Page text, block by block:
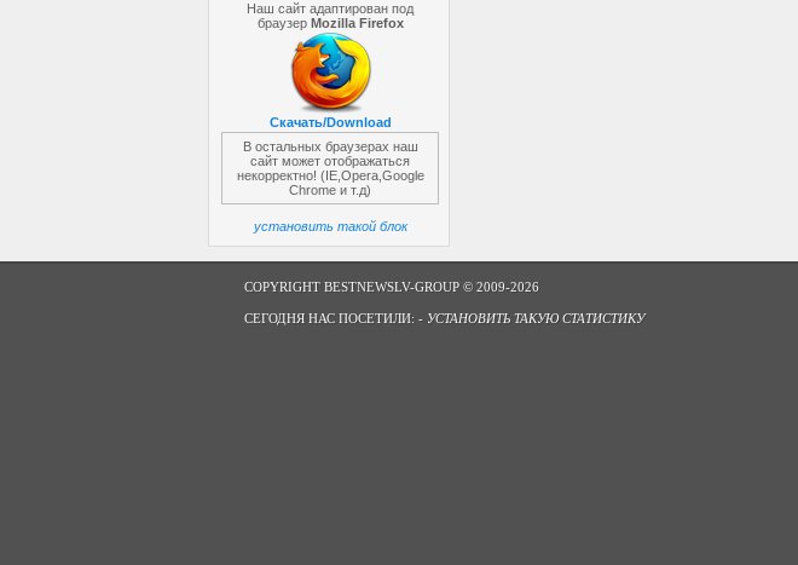
Наш сайт адаптирован под
браузер Mozilla Firefox
Скачать/Download
В остальных браузерах наш
сайт может отображаться
некорректно! (IE,Opera,Google
Chrome и т.д)
установить такой блок
COPYRIGHT BESTNEWSLV-GROUP © 2009-2026
СЕГОДНЯ НАС ПОСЕТИЛИ: - УСТАНОВИТЬ ТАКУЮ СТАТИСТИКУ